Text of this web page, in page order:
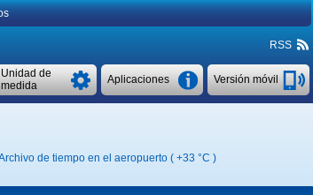
RSS
Versión móvil
Aplicaciones
Unidad de
medida
de tiempo en el aeropuerto ( +33 °C )